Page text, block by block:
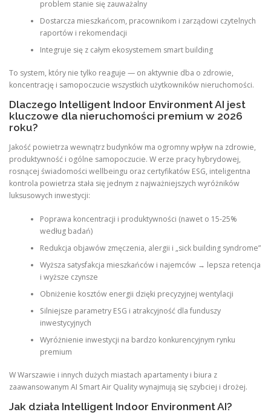
problem stanie się zauważalny
Dostarcza mieszkańcom, pracownikom i zarządowi czytelnych
raportów i rekomendacji
Integruje się z całym ekosystemem smart building
To system, który nie tylko reaguje — on aktywnie dba o zdrowie,
koncentrację i samopoczucie wszystkich użytkowników nieruchomości.
Dlaczego Intelligent Indoor Environment AI jest
kluczowe dla nieruchomości premium w 2026
roku?
Jakość powietrza wewnątrz budynków ma ogromny wpływ na zdrowie,
produktywność i ogólne samopoczucie. W erze pracy hybrydowej,
rosnącej świadomości wellbeingu oraz certyfikatów ESG, inteligentna
kontrola powietrza stała się jednym z najważniejszych wyróżników
luksusowych inwestycji:
Poprawa koncentracji i produktywności (nawet o 15-25%
według badań)
Redukcja objawów zmęczenia, alergii i „sick building syndrome”
Wyższa satysfakcja mieszkańców i najemców → lepsza retencja
i wyższe czynsze
Obniżenie kosztów energii dzięki precyzyjnej wentylacji
Silniejsze parametry ESG i atrakcyjność dla funduszy
inwestycyjnych
Wyróżnienie inwestycji na bardzo konkurencyjnym rynku
premium
W Warszawie i innych dużych miastach apartamenty i biura z
zaawansowanym AI Smart Air Quality wynajmują się szybciej i drożej.
Jak działa Intelligent Indoor Environment AI?